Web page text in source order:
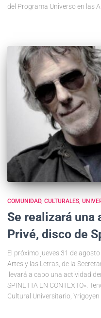
del Programa Universo en las
COMUNIDAD CULTURALES
Se realizará una
Privé, disco de
El próximo jueves 31 de
Artes y las Letras, de la
llevará a cabo una actividad
SPINETTA EN CONTEXTO».
Cultural Universitario, Yrigoyen